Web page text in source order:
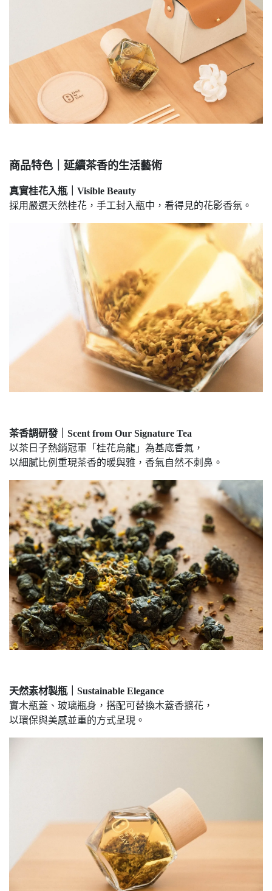
商品特色｜延續茶香的生活藝術
真實桂花入瓶｜Visible Beauty
採用嚴選天然桂花，手工封入瓶中，看得見的花影香氛。
茶香調研發｜Scent from Our Signature Tea
以茶日子熱銷冠軍「桂花烏龍」為基底香氣，
以細膩比例重現茶香的暖與雅，香氣自然不刺鼻。
天然素材製瓶｜Sustainable Elegance
實木瓶蓋、玻璃瓶身，搭配可替換木蓋香擴花，
以環保與美感並重的方式呈現。